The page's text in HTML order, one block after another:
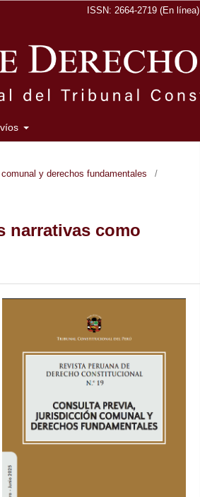
ISSN: 2664-2719 (En línea)
y derechos fundamentales
/
narrativas como